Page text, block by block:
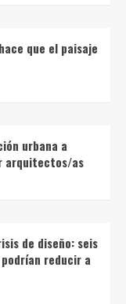
que el paisaje
urbana a
arquitectos/as
de diseño: seis
reducir a